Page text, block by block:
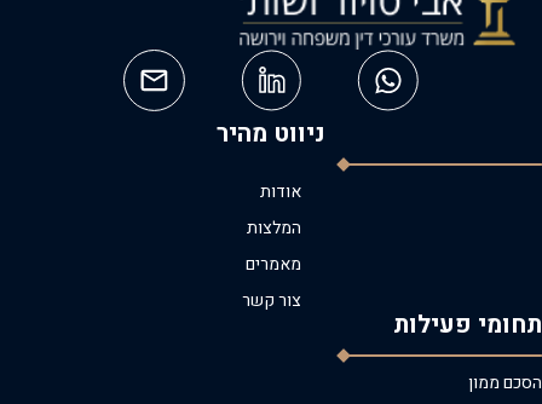
ניווט מהיר
אודות
המלצות
מאמרים
צור קשר
תחומי פעילות
הסכם ממון